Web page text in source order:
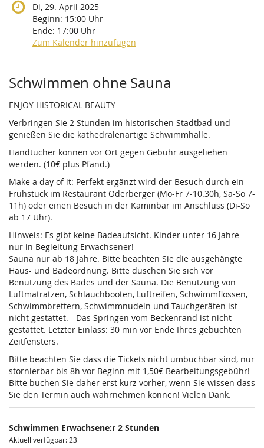
Di, 29. April 2025
Beginn: 15:00 Uhr
Ende: 17:00 Uhr
Zum Kalender hinzufügen
Produkte
Schwimmen ohne Sauna
ENJOY HISTORICAL BEAUTY
Verbringen Sie 2 Stunden im historischen Stadtbad und
genießen Sie die kathedralenartige Schwimmhalle.
Handtücher können vor Ort gegen Gebühr ausgeliehen
werden. (10€ plus Pfand.)
Make a day of it: Perfekt ergänzt wird der Besuch durch ein
Frühstück im Restaurant Oderberger (Mo-Fr 7-10.30h, Sa-So 7-
11h) oder einen Besuch in der Kaminbar im Anschluss (Di-So
ab 17 Uhr).
Hinweis: Es gibt keine Badeaufsicht. Kinder unter 16 Jahre
nur in Begleitung Erwachsener!
Sauna nur ab 18 Jahre. Bitte beachten Sie die ausgehängte
Haus- und Badeordnung. Bitte duschen Sie sich vor
Benutzung des Bades und der Sauna. Die Benutzung von
Luftmatratzen, Schlauchbooten, Luftreifen, Schwimmflossen,
Schwimmbrettern, Schwimmnudeln und Tauchgeräten ist
nicht gestattet. - Das Springen vom Beckenrand ist nicht
gestattet. Letzter Einlass: 30 min vor Ende Ihres gebuchten
Zeitfensters.
Bitte beachten Sie dass die Tickets nicht umbuchbar sind, nur
stornierbar bis 8h vor Beginn mit 1,50€ Bearbeitungsgebühr!
Bitte buchen Sie daher erst kurz vorher, wenn Sie wissen dass
Sie den Termin auch wahrnehmen können! Vielen Dank.
Schwimmen Erwachsene:r 2 Stunden
Aktuell verfügbar: 23